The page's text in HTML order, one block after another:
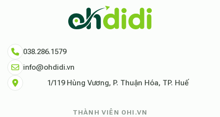
038.286.1579
info@ohdidi.vn
1/119 Hùng Vương, P. Thuận Hóa, TP. Huế
THÀNH VIÊN OHI.VN